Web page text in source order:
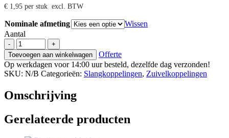
€ 1,95 per stuk excl. BTW
Nominale afmeting
Wissen
Aantal
-
NBR
afdichtingsring
aantal
+
Toevoegen aan winkelwagen
Offerte
Op werkdagen voor 14:00 uur besteld, dezelfde dag verzonden!
SKU: N/B Categorieën: Slangkoppelingen, Zuivelkoppelingen
Omschrijving
Gerelateerde producten